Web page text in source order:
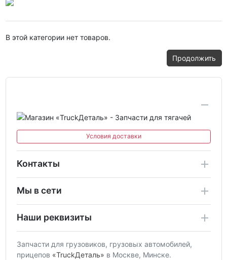
В этой категории нет товаров.
Продолжить
Условия доставки
Контакты
Мы в сети
Наши реквизиты
Запчасти для грузовиков, грузовых автомобилей,
прицепов «TruckДеталь» в Москве, Минске.